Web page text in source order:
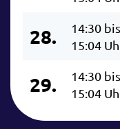
28.
14:30 bis
15:04
29.
14:30 bis
15:04